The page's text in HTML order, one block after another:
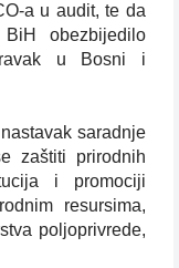
a u audit, te da
obezbijedilo
u Bosni i
saradnje
zaštiti prirodnih
i promociji
resursima,
poljoprivrede,